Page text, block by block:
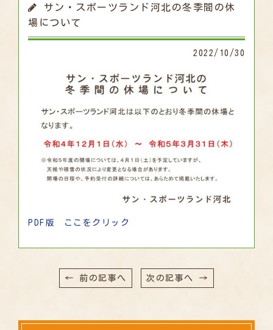
サン・スポーツランド河北の冬季間の休
場について
2022/10/30
PDF版 ここをクリック
← 前の記事へ 次の記事へ →